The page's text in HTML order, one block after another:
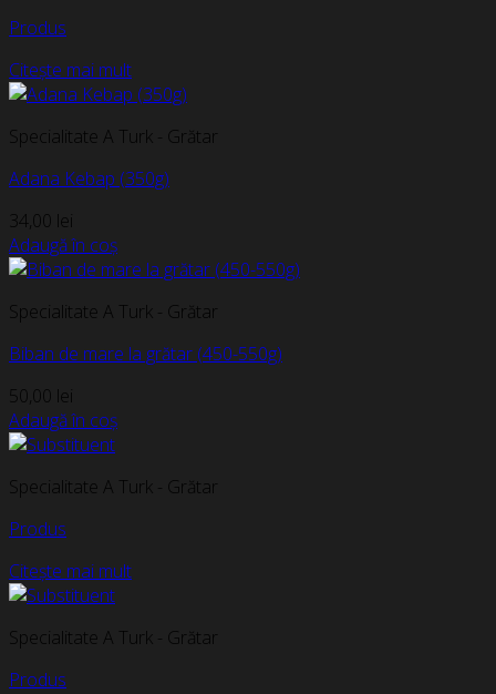
Produs
Citește mai mult
Specialitate A Turk - Grătar
Adana Kebap (350g)
34,00 lei
Adaugă în coș
Specialitate A Turk - Grătar
Biban de mare la grătar (450-550g)
50,00 lei
Adaugă în coș
Specialitate A Turk - Grătar
Produs
Citește mai mult
Specialitate A Turk - Grătar
Produs